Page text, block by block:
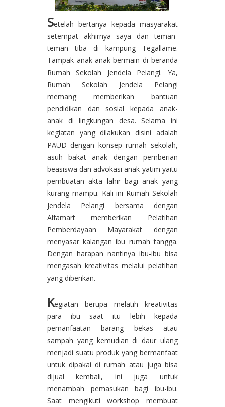
Setelah bertanya kepada masyarakat
setempat akhirnya saya dan teman-
teman tiba di kampung Tegallame.
Tampak anak-anak bermain di beranda
Rumah Sekolah Jendela Pelangi. Ya,
Rumah Sekolah Jendela Pelangi
memang memberikan bantuan
pendidikan dan sosial kepada anak-
anak di lingkungan desa. Selama ini
kegiatan yang dilakukan disini adalah
PAUD dengan konsep rumah sekolah,
asuh bakat anak dengan pemberian
beasiswa dan advokasi anak yatim yaitu
pembuatan akta lahir bagi anak yang
kurang mampu. Kali ini Rumah Sekolah
Jendela Pelangi bersama dengan
Alfamart memberikan Pelatihan
Pemberdayaan Mayarakat dengan
menyasar kalangan ibu rumah tangga.
Dengan harapan nantinya ibu-ibu bisa
mengasah kreativitas melalui pelatihan
yang diberikan.
Kegiatan berupa melatih kreativitas
para ibu saat itu lebih kepada
pemanfaatan barang bekas atau
sampah yang kemudian di daur ulang
menjadi suatu produk yang bermanfaat
untuk dipakai di rumah atau juga bisa
dijual kembali, ini juga untuk
menambah pemasukan bagi ibu-ibu.
Saat mengikuti workshop membuat